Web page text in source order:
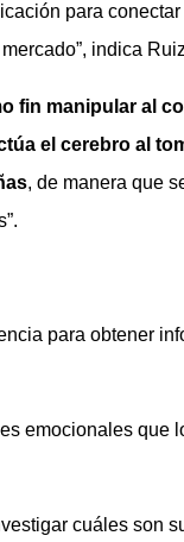
para
indica
fin manipular al
el cerebro al
, de manera que
para obtener
emocionales que
cuáles son